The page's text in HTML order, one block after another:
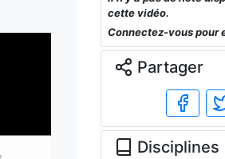
cette vidéo.
Connectez-vous pour
Partager
Disciplines